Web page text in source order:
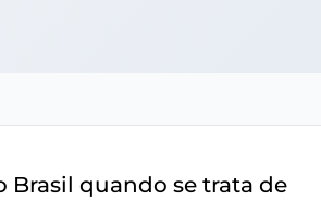
Brasil quando se trata de